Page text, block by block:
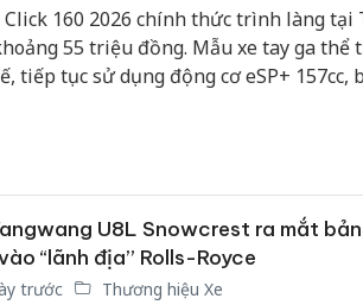
Click 160 2026 chính thức trình làng
55 triệu đồng. Mẫu xe tay ga thể
tiếp tục sử dụng động cơ eSP+ 157cc,
U8L Snowcrest ra mắt
“lãnh địa” Rolls-Royce
trước Thương hiệu Xe